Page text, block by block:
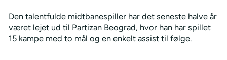
Den talentfulde midtbanespiller har det seneste halve år
været lejet ud til Partizan Beograd, hvor han har spillet
15 kampe med to mål og en enkelt assist til følge.